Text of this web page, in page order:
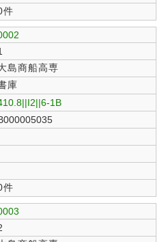
件
島商船高専
庫
1B
件